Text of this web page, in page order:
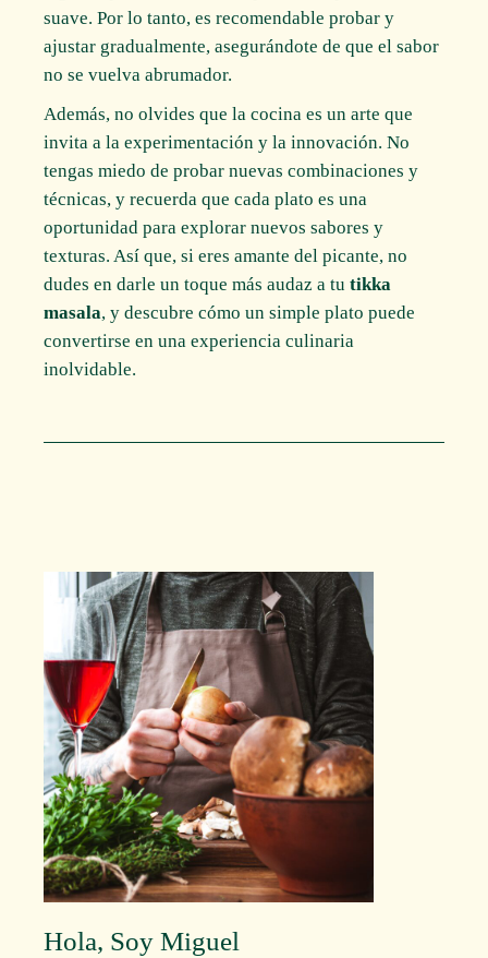
suave. Por lo tanto, es recomendable probar y
ajustar gradualmente, asegurándote de que el sabor
no se vuelva abrumador.
Además, no olvides que la cocina es un arte que
invita a la experimentación y la innovación. No
tengas miedo de probar nuevas combinaciones y
técnicas, y recuerda que cada plato es una
oportunidad para explorar nuevos sabores y
texturas. Así que, si eres amante del picante, no
dudes en darle un toque más audaz a tutikka
masala, y descubre cómo un simple plato puede
convertirse en una experiencia culinaria
inolvidable.
Hola, Soy Miguel